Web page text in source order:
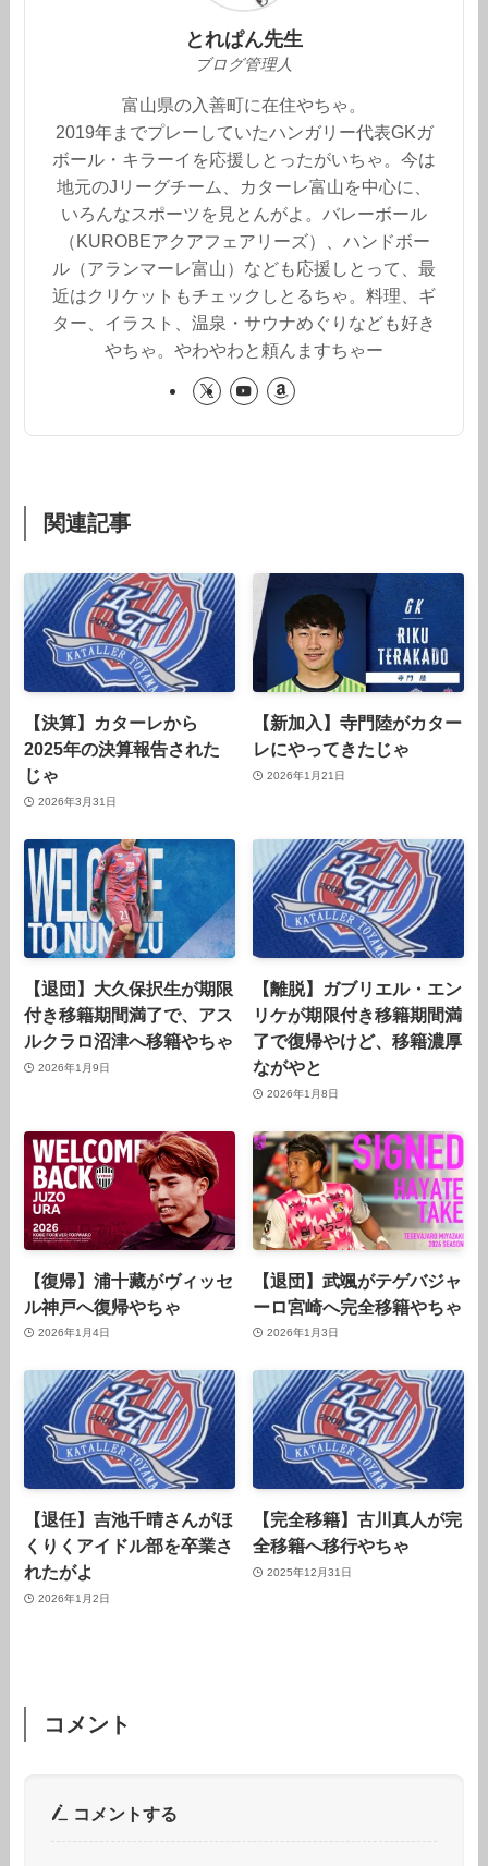
とれぱん先生
ブログ管理人
富山県の入善町に在住やちゃ。
2019年までプレーしていたハンガリー代表GKガ
ボール・キラーイを応援しとったがいちゃ。今は
地元のJリーグチーム、カターレ富山を中心に、
いろんなスポーツを見とんがよ。バレーボール
（KUROBEアクアフェアリーズ）、ハンドボー
ル（アランマーレ富山）なども応援しとって、最
近はクリケットもチェックしとるちゃ。料理、ギ
ター、イラスト、温泉・サウナめぐりなども好き
やちゃ。やわやわと頼んますちゃー
関連記事
【決算】カターレから
2025年の決算報告された
じゃ
2026年3月31日
【新加入】寺門陸がカター
レにやってきたじゃ
2026年1月21日
【退団】大久保択生が期限
付き移籍期間満了で、アス
ルクラロ沼津へ移籍やちゃ
2026年1月9日
【離脱】ガブリエル・エン
リケが期限付き移籍期間満
了で復帰やけど、移籍濃厚
ながやと
2026年1月8日
【復帰】浦十藏がヴィッセ
ル神戸へ復帰やちゃ
2026年1月4日
【退団】武颯がテゲバジャ
ーロ宮崎へ完全移籍やちゃ
2026年1月3日
【退任】吉池千晴さんがほ
くりくアイドル部を卒業さ
れたがよ
2026年1月2日
【完全移籍】古川真人が完
全移籍へ移行やちゃ
2025年12月31日
コメント
コメントする